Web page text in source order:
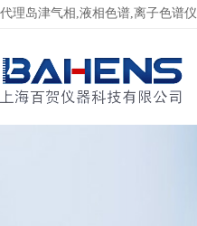
代理岛津气相,液相色谱,离子色谱仪